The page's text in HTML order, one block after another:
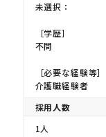
未選択：
［学歴］
不問
［必要な経験等］
介護職経験者
採用人数
1人